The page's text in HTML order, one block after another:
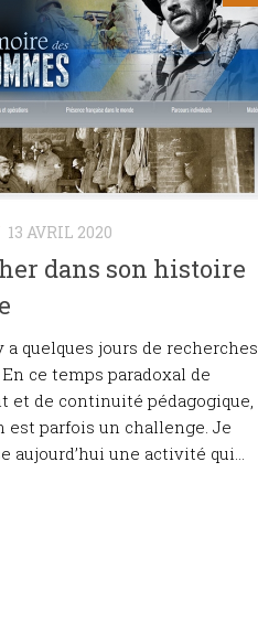
13 AVRIL 2020
dans son histoire
a quelques jours de recherches
ce temps paradoxal de
et de continuité pédagogique,
est parfois un challenge. Je
aujourd’hui une activité qui...